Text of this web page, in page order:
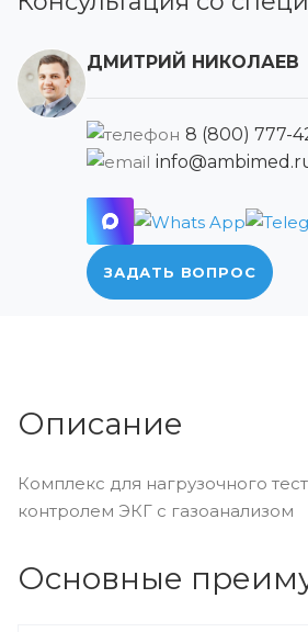
ДМИТРИЙ НИКОЛАЕВ
8 (800) 777-
ЗАДАТЬ ВОПРОС
Описание
Комплекс для нагрузочного
контролем ЭКГ с газоанализом
Основные